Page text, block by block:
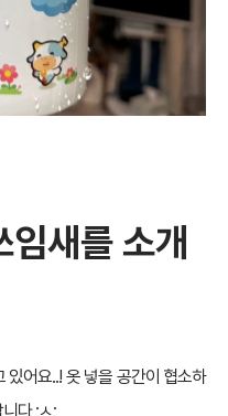
새를 소개
있어요..! 옷 넣을 공간이 협소하
다 ;ㅅ;